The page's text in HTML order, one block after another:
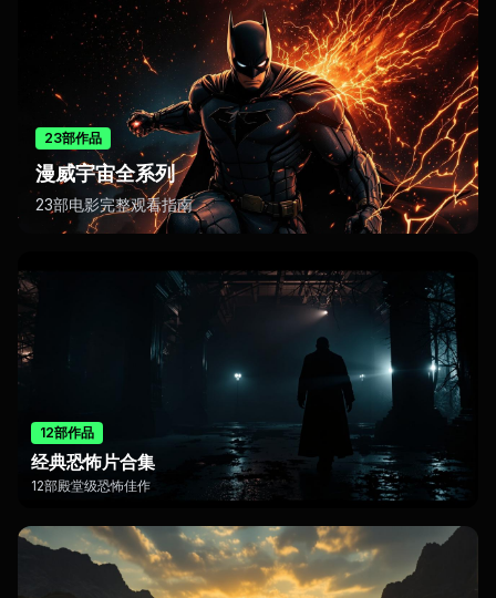
23部作品
漫威宇宙全系列
23部电影完整观看指南
12部作品
经典恐怖片合集
12部殿堂级恐怖佳作